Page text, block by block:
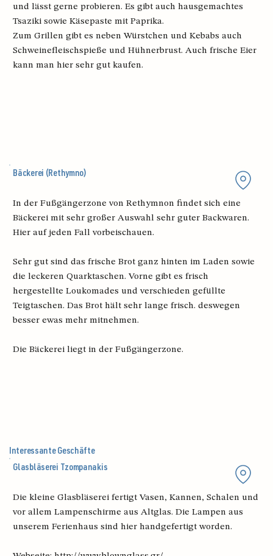
und lässt gerne probieren. Es gibt auch hausgemachtes
Tsaziki sowie Käsepaste mit Paprika.
Zum Grillen gibt es neben Würstchen und Kebabs auch
Schweinefleischspieße und Hühnerbrust. Auch frische Eier
kann man hier sehr gut kaufen.
Bäckerei (Rethymno)
In der Fußgängerzone von Rethymnon findet sich eine
Bäckerei mit sehr großer Auswahl sehr guter Backwaren.
Hier auf jeden Fall vorbeischauen.
Sehr gut sind das frische Brot ganz hinten im Laden sowie
die leckeren Quarktaschen. Vorne gibt es frisch
hergestellte Loukomades und verschieden gefüllte
Teigtaschen. Das Brot hält sehr lange frisch. deswegen
besser ewas mehr mitnehmen.
Die Bäckerei liegt in der Fußgängerzone.
Glasbläserei Tzompanakis
Die kleine Glasbläserei fertigt Vasen, Kannen, Schalen und
vor allem Lampenschirme aus Altglas. Die Lampen aus
unserem Ferienhaus sind hier handgefertigt worden.
Interessante Geschäfte